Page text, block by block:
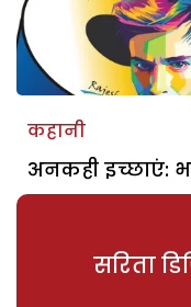
कहानी
अनकही इच्छाएं:
सरिता